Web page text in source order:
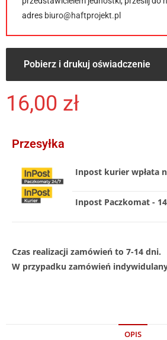
adres biuro@haftprojekt.pl
Pobierz i drukuj oświadczenie
16,00 zł
Przesyłka
Inpost kurier wpłata
Inpost Paczkomat -
Czas realizacji zamówień to 7-14 dni.
W przypadku zamówień
OPIS